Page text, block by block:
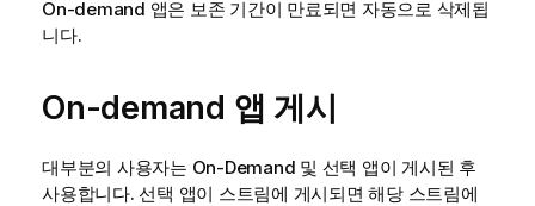
On-demand 앱은 보존 기간이 만료되면 자동으로 삭제됩
니다.
On-demand 앱 게시
대부분의 사용자는 On-Demand 및 선택 앱이 게시된 후
사용합니다. 선택 앱이 스트림에 게시되면 해당 스트림에